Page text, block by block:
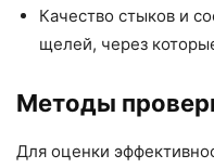
Качество стыков и
щелей, через
Методы
Для оценки